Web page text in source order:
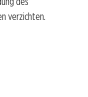
verzichten.